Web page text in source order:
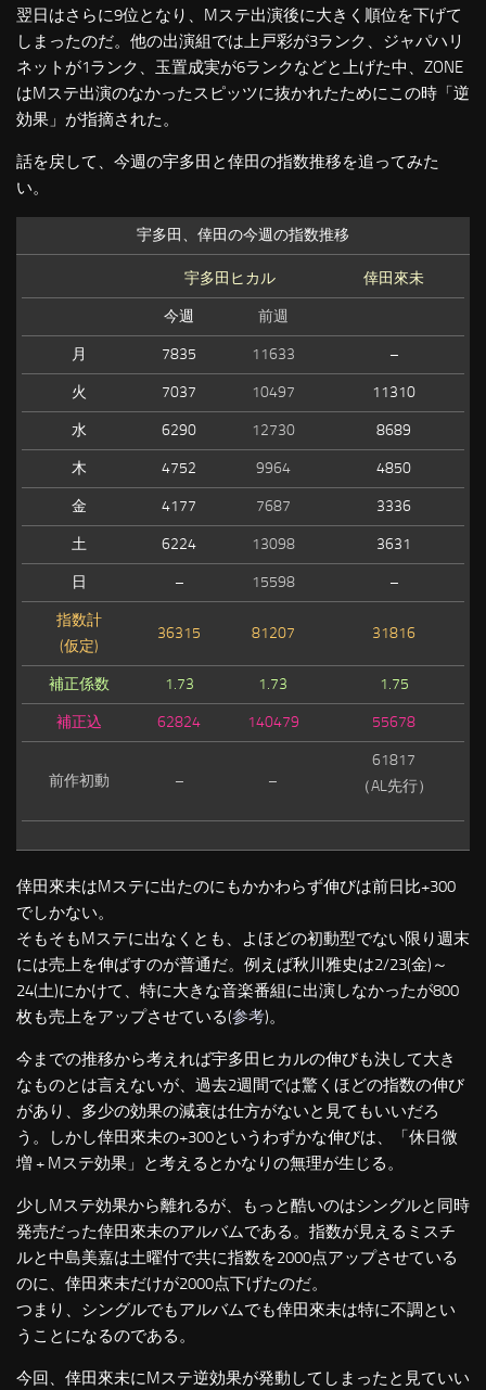
翌日はさらに9位となり、Mステ出演後に大きく順位を下げて
しまったのだ。他の出演組では上戸彩が3ランク、ジャパハリ
ネットが1ランク、玉置成実が6ランクなどと上げた中、ZONE
はMステ出演のなかったスピッツに抜かれたためにこの時「逆
効果」が指摘された。
話を戻して、今週の宇多田と倖田の指数推移を追ってみた
い。
宇多田、倖田の今週の指数推移
宇多田ヒカル 倖田來未
今週 前週
月 7835 11633 –
火 7037 10497 11310
水 6290 12730 8689
木 4752 9964 4850
金 4177 7687 3336
土 6224 13098 3631
日 – 15598 –
指数計
(仮定)
36315 81207 31816
補正係数 1.73 1.73 1.75
補正込 62824 140479 55678
前作初動 – –
61817
（AL先行）
倖田來未はMステに出たのにもかかわらず伸びは前日比+300
でしかない。
そもそもMステに出なくとも、よほどの初動型でない限り週末
には売上を伸ばすのが普通だ。例えば秋川雅史は2/23(金)～
24(土)にかけて、特に大きな音楽番組に出演しなかったが800
枚も売上をアップさせている(参考)。
今までの推移から考えれば宇多田ヒカルの伸びも決して大き
なものとは言えないが、過去2週間では驚くほどの指数の伸び
があり、多少の効果の減衰は仕方がないと見てもいいだろ
う。しかし倖田來未の+300というわずかな伸びは、「休日微
増 + Mステ効果」と考えるとかなりの無理が生じる。
少しMステ効果から離れるが、もっと酷いのはシングルと同時
発売だった倖田來未のアルバムである。指数が見えるミスチ
ルと中島美嘉は土曜付で共に指数を2000点アップさせている
のに、倖田來未だけが2000点下げたのだ。
つまり、シングルでもアルバムでも倖田來未は特に不調とい
うことになるのである。
今回、倖田來未にMステ逆効果が発動してしまったと見ていい